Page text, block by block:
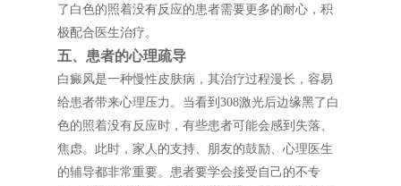
了白色的照着没有反应的患者需要更多的耐心，积
极配合医生治疗。
五、患者的心理疏导
白癜风是一种慢性皮肤病，其治疗过程漫长，容易
给患者带来心理压力。当看到308激光后边缘黑了白
色的照着没有反应时，有些患者可能会感到失落、
焦虑。此时，家人的支持、朋友的鼓励、心理医生
的辅导都非常重要。患者要学会接受自己的不专